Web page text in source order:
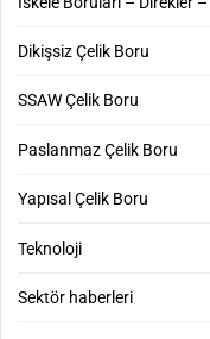
Dikişsiz Çelik Boru
SSAW Çelik Boru
Paslanmaz Çelik Boru
Yapısal Çelik Boru
Teknoloji
Sektör haberleri